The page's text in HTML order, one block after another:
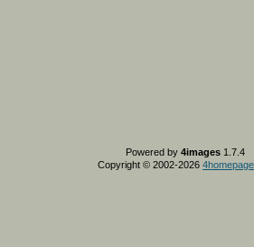
Powered by 4images 1.7.4
Copyright © 2002-2026